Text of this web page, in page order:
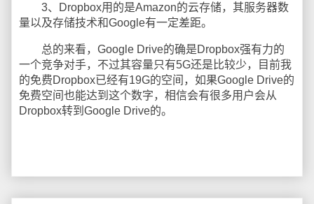
3、Dropbox用的是Amazon的云存储，其服务器数
量以及存储技术和Google有一定差距。
总的来看，Google Drive的确是Dropbox强有力的
一个竞争对手，不过其容量只有5G还是比较少，目前我
的免费Dropbox已经有19G的空间，如果Google Drive的
免费空间也能达到这个数字，相信会有很多用户会从
Dropbox转到Google Drive的。